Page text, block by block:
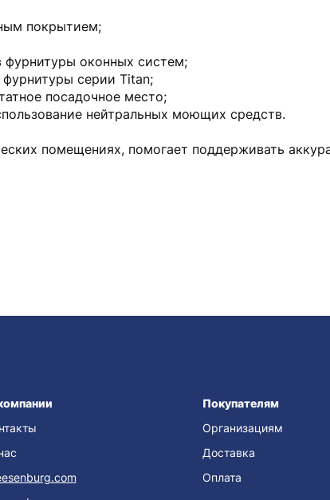
покрытием;
фурнитуры оконных систем;
серии Titan;
посадочное место;
нейтральных моющих средств.
помещениях, помогает поддерживать
Покупателям
Организациям
Доставка
Оплата